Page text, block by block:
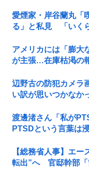
愛煙家・岸谷蘭丸「
る」と私見 「いく
アメリカには「膨大
が主張…在庫枯渇の
辺野古の防犯カメラ
い訳が思いつかなか
渡邊渚さん「私が
PTSDという言葉は
【総務省人事】エー
転出”へ 官邸幹部「